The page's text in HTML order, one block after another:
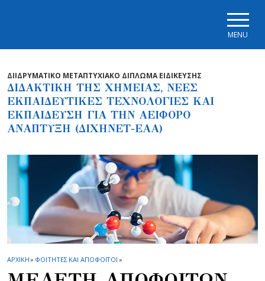
MENU
ΔΙΙΔΡΥΜΑΤΙΚΟ ΜΕΤΑΠΤΥΧΙΑΚΟ ΔΙΠΛΩΜΑ ΕΙΔΙΚΕΥΣΗΣ
ΔΙΔΑΚΤΙΚΗ ΤΗΣ ΧΗΜΕΙΑΣ, ΝΕΕΣ
ΕΚΠΑΙΔΕΥΤΙΚΕΣ ΤΕΧΝΟΛΟΓΙΕΣ ΚΑΙ
ΕΚΠΑΙΔΕΥΣΗ ΓΙΑ ΤΗΝ ΑΕΙΦΟΡΟ
ΑΝΑΠΤΥΞΗ (ΔΙΧΗΝΕΤ-ΕΑΑ)
ΑΡΧΙΚΗ» ΦΟΙΤΗΤΕΣ ΚΑΙ ΑΠΟΦΟΙΤΟΙ »